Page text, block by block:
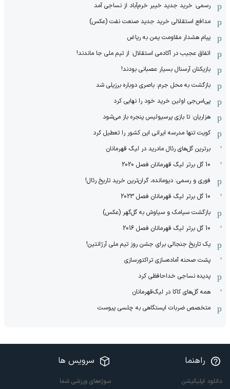
رسمی: خرید جدید خیبر خرم‌آباد از نساجی آمد
مدافع استقلالی خرید جدید صنعت نفت (عکس)
پیام هشدار مقاومت یمن به ریاض
اتفاق عجیب در آکادمی استقلال: از تیم ملی جا ماندند!
بازیکنان آرسنال بسیار عصبانی بودند!
بازگشت به محل جرم: باصری دوباره برزیلی شد
پی‌اس‌جی اولین خرید خود را نهایی کرد
هزاریان: تا بازی پرسپولیس پنجره باز می‌شود
کویت تنها مدرسه ایرانی این کشور را تعطیل کرد
برترین گل‌های رئال مادرید در لیگ قهرمانان
10 گل برتر لیگ قهرمانان فصل 2020
فوری و رسمی: دیومانده، گران‌ترین خرید تاریخ رئال!
10 گل برتر لیگ قهرمانان فصل 2023
بازگشت سیامک و سیاوش به گل‌گهر (عکس)
10 گل برتر لیگ قهرمانان فصل 2016
یک تاریخ جنجالی برای جشن روز تیم ملی آرژانتین!
پشت صحنه آماده‌سازی تراکتورسازی
پدیده نساجی خداحافظی کرد
همه گل‌های کاکا در لیگ‌قهرمانان
متخصص ضربات ایستگاهی به چلسی پیوست
راهنما
دانلود اپلیکیشن
سرویس ها
سوژه‌های ورزشی شما